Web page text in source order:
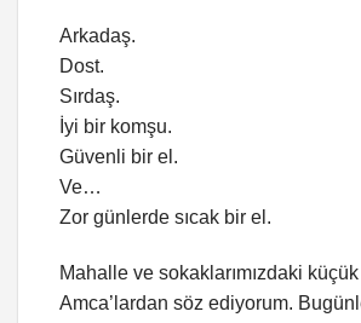
Arkadaş.
Dost.
Sırdaş.
İyi bir komşu.
Güvenli bir el.
Ve…
Zor günlerde sıcak bir el.
Mahalle ve sokaklarımızdaki küçük
Amca’lardan söz ediyorum.